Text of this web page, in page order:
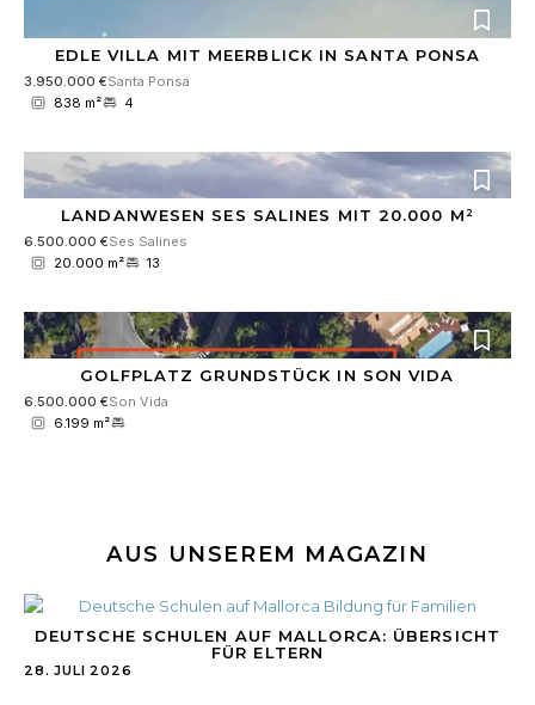
EDLE VILLA MIT MEERBLICK IN SANTA PONSA
3.950.000 €Santa Ponsa
838 m²
4
LANDANWESEN SES SALINES MIT 20.000 M²
6.500.000 €Ses Salines
20.000 m²
13
GOLFPLATZ GRUNDSTÜCK IN SON VIDA
6.500.000 €Son Vida
6.199 m²
AUS UNSEREM MAGAZIN
DEUTSCHE SCHULEN AUF MALLORCA: ÜBERSICHT
FÜR ELTERN
28. JULI 2026